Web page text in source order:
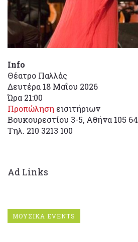
Info
Θέατρο Παλλάς
Δευτέρα 18 Μαΐου 2026
Ώρα 21:00
Προπώληση εισιτήριων
Βουκουρεστίου 3-5, Αθήνα 105 64
Τηλ. 210 3213 100
Ad Links
ΜΟΥΣΙΚΑ EVENTS